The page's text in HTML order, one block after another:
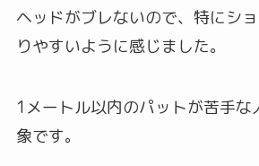
ヘッドがブレないので、特にシ
りやすいように感じました。
1メートル以内のパットが苦手な
象です。